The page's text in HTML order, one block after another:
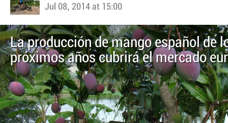
Jul 08, 2014 at 15:00
La producción de mango español de
próximos años cubrirá el mercado